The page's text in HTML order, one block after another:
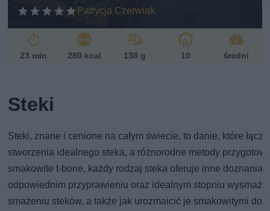
Patrycja Czerwiak
23 min 280 kcal 138 g 10 średni
Steki
Steki, znane i cenione na całym świecie, to danie, które
stworzenia idealnego steka, a różnorodne metody
smakowite t-bone, każdy rodzaj steka oferuje inne
odpowiednim przyprawieniu oraz idealnym stopniu
smażeniu steków, a także jak urozmaicić je smakowitymi